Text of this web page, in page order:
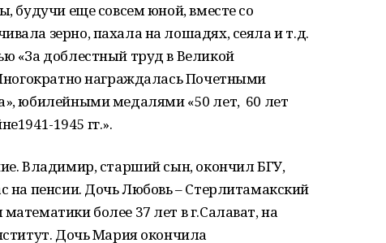
будучи еще совсем юной, вместе со
зерно, пахала на лошадях, сеяла и т.д.
«За доблестный труд в Великой
награждалась Почетными
юбилейными медалями «50 лет, 60 лет
1945 гг.».
Владимир, старший сын, окончил БГУ,
на пенсии. Дочь Любовь – Стерлитамакский
более 37 лет в г.Салават, на
Дочь Мария окончила